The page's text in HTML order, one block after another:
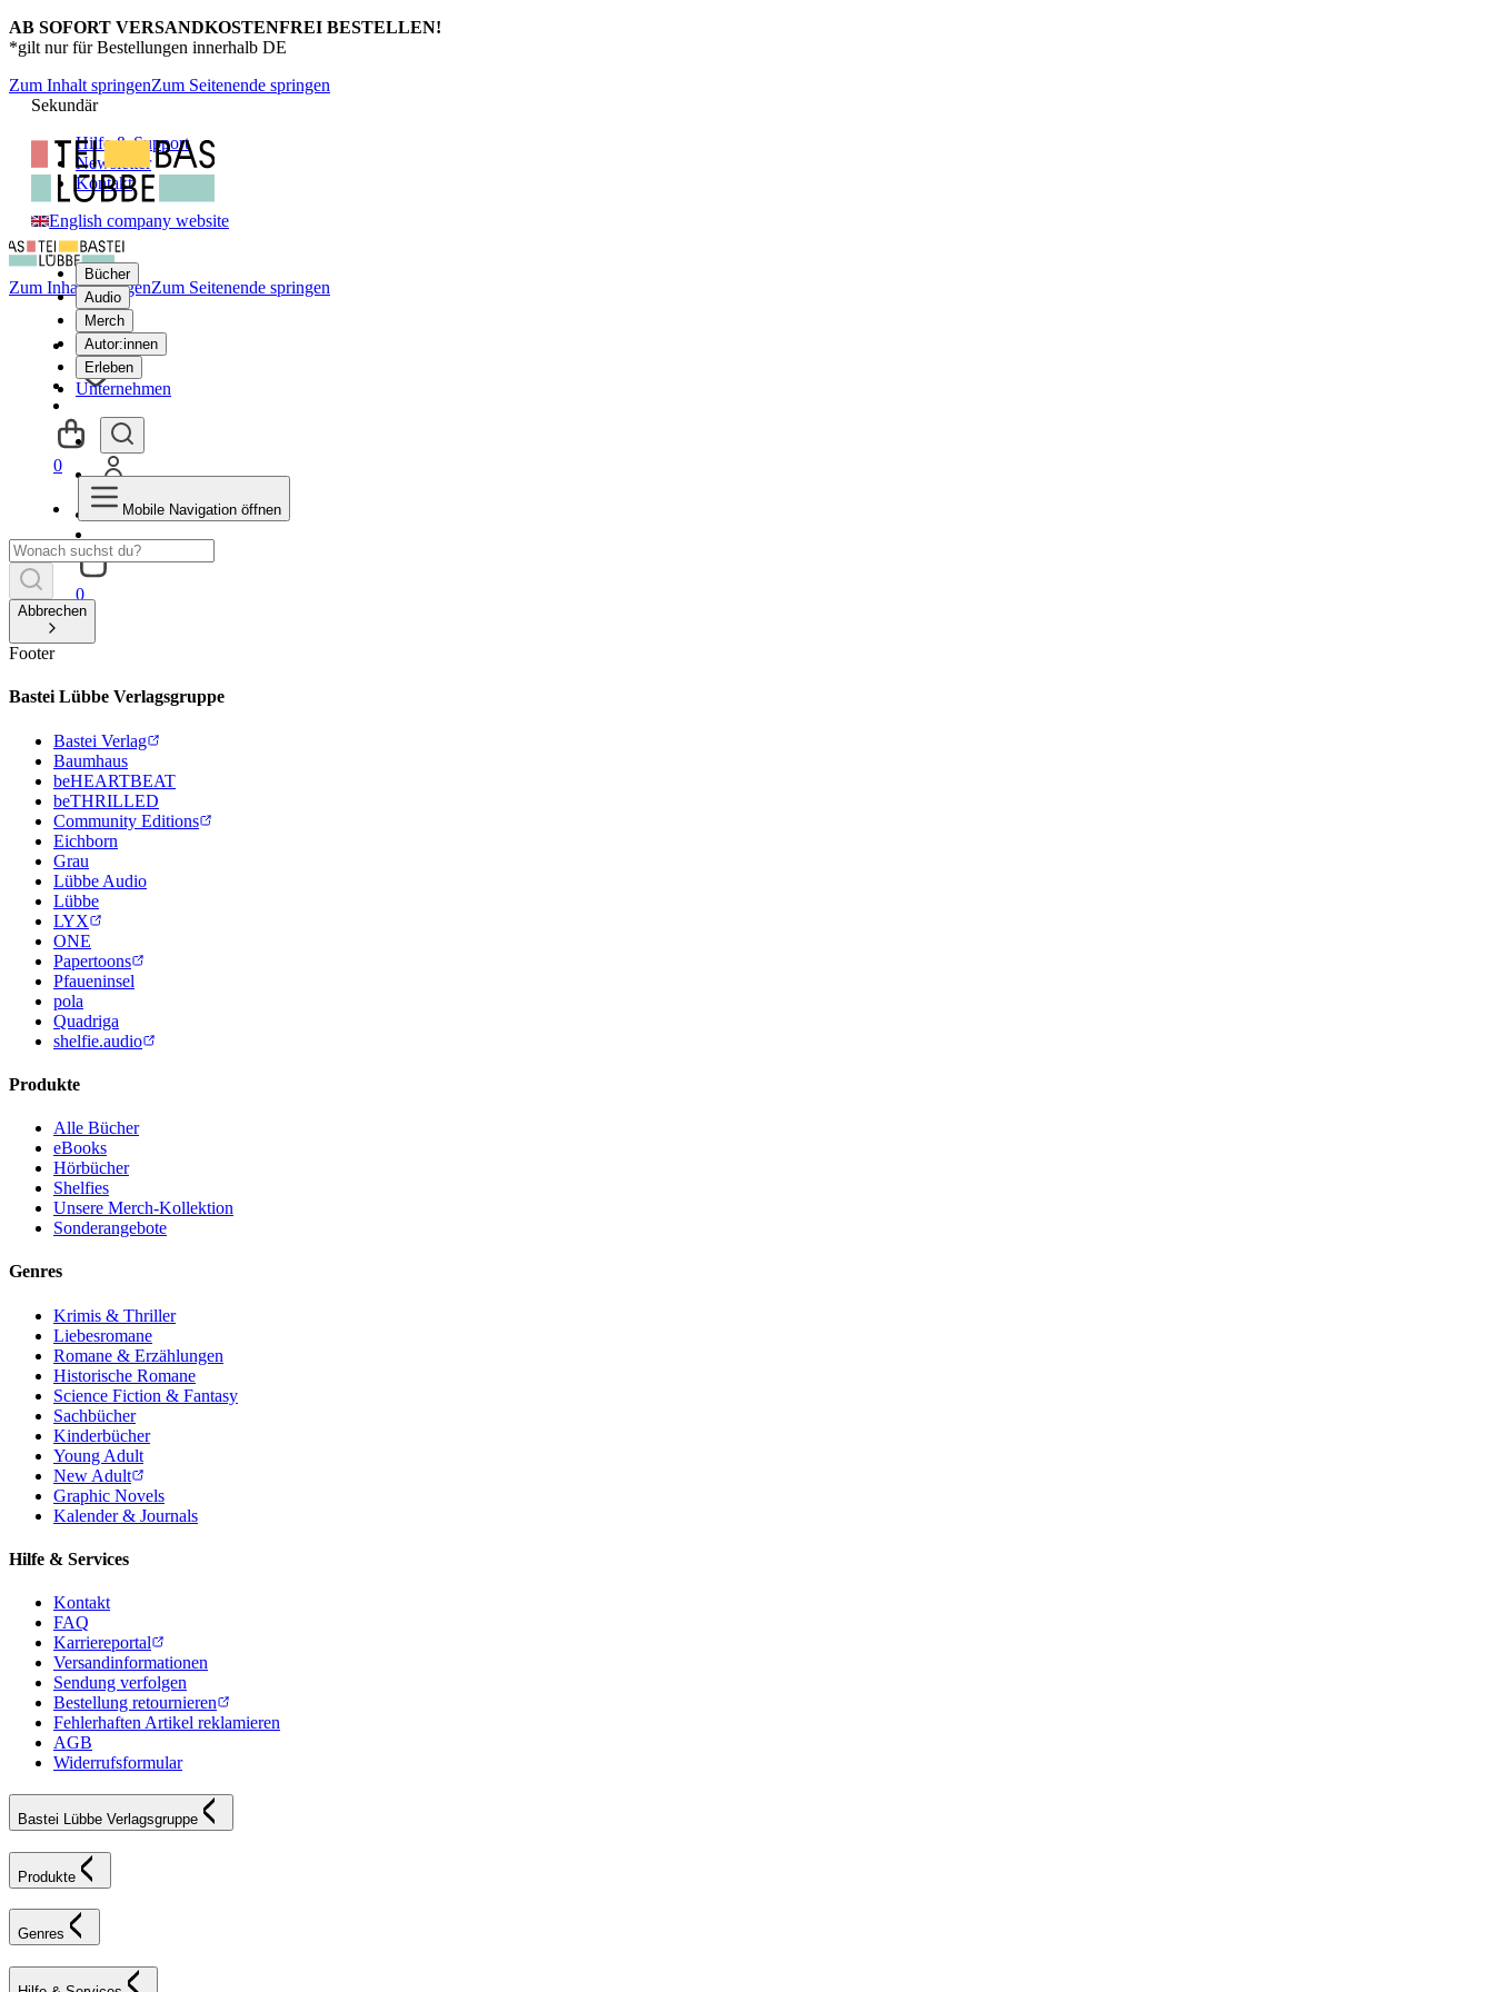
AB SOFORT VERSANDKOSTENFREI BESTELLEN!
*gilt nur für Bestellungen innerhalb DE
Zum Inhalt springenZum Seitenende springen
Sekundär
Hilfe & Support
Newsletter
Kontakt
English company website
Bücher
Audio
Merch
Autor:innen
Erleben
Unternehmen
0
Zum Inhalt springenZum Seitenende springen
0
Mobile Navigation öffnen
Abbrechen
Footer
Bastei Lübbe Verlagsgruppe
Bastei Verlag
Baumhaus
beHEARTBEAT
beTHRILLED
Community Editions
Eichborn
Grau
Lübbe Audio
Lübbe
LYX
ONE
Papertoons
Pfaueninsel
pola
Quadriga
shelfie.audio
Produkte
Alle Bücher
eBooks
Hörbücher
Shelfies
Unsere Merch-Kollektion
Sonderangebote
Genres
Krimis & Thriller
Liebesromane
Romane & Erzählungen
Historische Romane
Science Fiction & Fantasy
Sachbücher
Kinderbücher
Young Adult
New Adult
Graphic Novels
Kalender & Journals
Hilfe & Services
Kontakt
FAQ
Karriereportal
Versandinformationen
Sendung verfolgen
Bestellung retournieren
Fehlerhaften Artikel reklamieren
AGB
Widerrufsformular
Bastei Lübbe Verlagsgruppe
Produkte
Genres